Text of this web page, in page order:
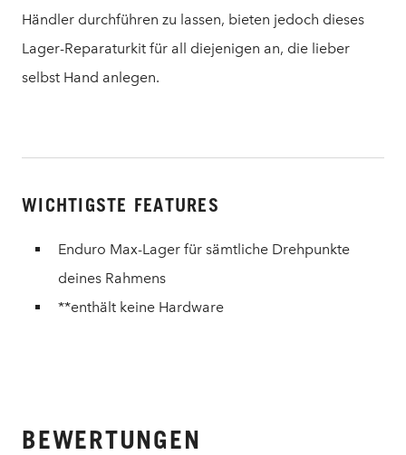
Händler durchführen zu lassen, bieten jedoch dieses
Lager-Reparaturkit für all diejenigen an, die lieber
selbst Hand anlegen.
WICHTIGSTE FEATURES
Enduro Max-Lager für sämtliche Drehpunkte
deines Rahmens
**enthält keine Hardware
BEWERTUNGEN